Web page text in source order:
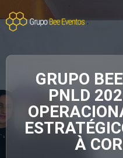
GRUPO
PNLD
À